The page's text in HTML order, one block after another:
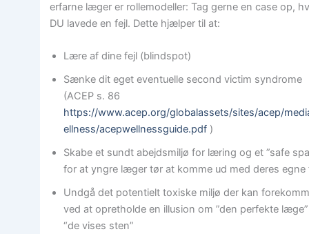
erfarne læger er rollemodeller: Tag gerne en case op,
DU lavede en fejl. Dette hjælper til at:
Lære af dine fejl (blindspot)
Sænke dit eget eventuelle second victim syndrome
(ACEP s. 86
https://www.acep.org/globalassets/sites/acep/
ellness/acepwellnessguide.pdf )
Skabe et sundt abejdsmiljø for læring og et ”safe
for at yngre læger tør at komme ud med deres egne
Undgå det potentielt toxiske miljø der kan
ved at opretholde en illusion om ”den perfekte
“de vises sten”